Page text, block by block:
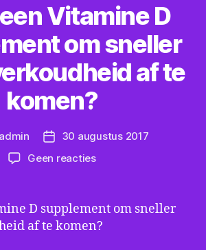
Vitamine D
om sneller
af te
komen?
admin Berichtdatum
30 augustus 2017
Geen reactiesop
Vitamine
D
supplement
D supplement om sneller
af te komen?